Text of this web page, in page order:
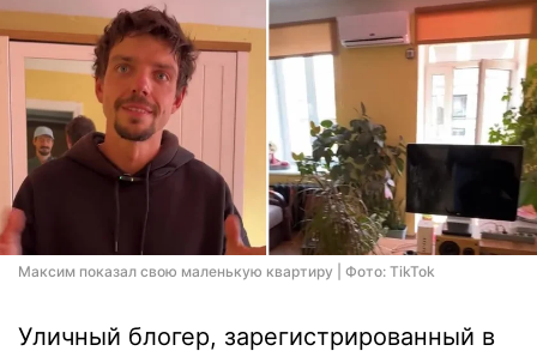
Максим показал свою маленькую квартиру | Фото: TikTok
Уличный блогер, зарегистрированный в